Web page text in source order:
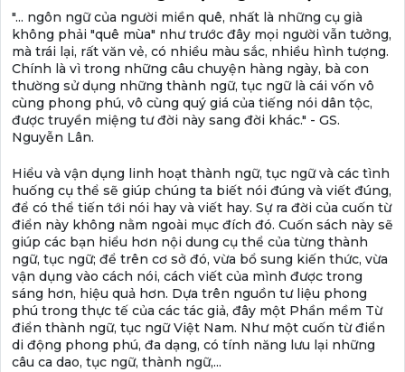
"... ngôn ngữ của người miền quê, nhất là những cụ già
không phải "quê mùa" như trước đây mọi người vẫn tưởng,
mà trái lại, rất văn vẻ, có nhiều màu sắc, nhiều hình tượng.
Chính là vì trong những câu chuyện hàng ngày, bà con
thường sử dụng những thành ngữ, tục ngữ là cái vốn vô
cùng phong phú, vô cùng quý giá của tiếng nói dân tộc,
được truyền miệng tư đời này sang đời khác." - GS.
Nguyễn Lân.
Hiểu và vận dụng linh hoạt thành ngữ, tục ngữ và các tình
huống cụ thể sẽ giúp chúng ta biết nói đúng và viết đúng,
để có thể tiến tới nói hay và viết hay. Sự ra đời của cuốn từ
điển này không nằm ngoài mục đích đó. Cuốn sách này sẽ
giúp các bạn hiểu hơn nội dung cụ thể của từng thành
ngữ, tục ngữ; để trên cơ sở đó, vừa bổ sung kiến thức, vừa
vận dụng vào cách nói, cách viết của mình được trong
sáng hơn, hiệu quả hơn. Dựa trên nguồn tư liệu phong
phú trong thực tế của các tác giả, đây một Phần mềm Từ
điển thành ngữ, tục ngữ Việt Nam. Như một cuốn từ điển
di động phong phú, đa dạng, có tính năng lưu lại những
câu ca dao, tục ngữ, thành ngữ,...